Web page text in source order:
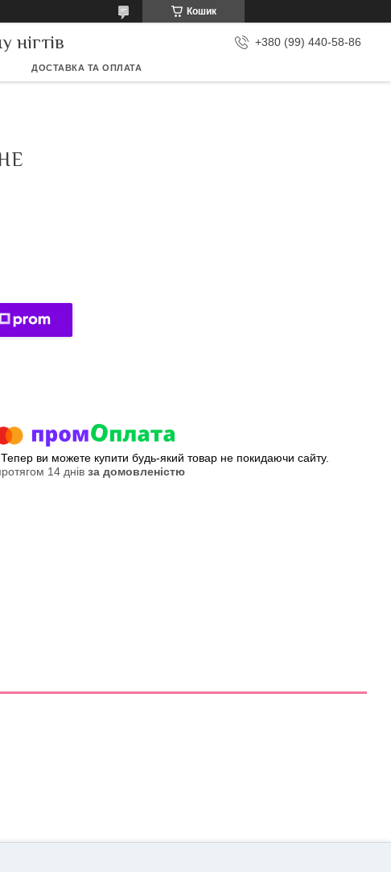
Кошик
нігтів +380 (99) 440-58-86
ДОСТАВКА ТА ОПЛАТА
Тепер ви можете купити будь-який товар не покидаючи сайту.
14 днів за домовленістю